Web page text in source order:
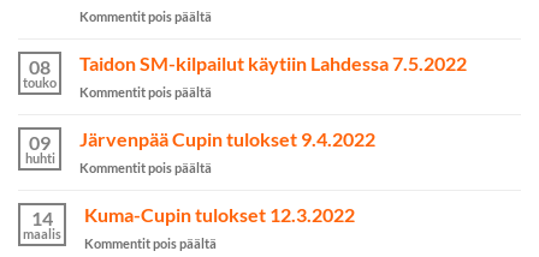
kamppailulajeissa
Kommentit pois päältä
Australian
MM2023-
valittu
08
touko
Taidon SM-kilpailut käytiin Lahdessa 7.5.2022
Kommentit pois päältä
SM-
kilpailut
7.5.2022
09
huhti
Järvenpää Cupin tulokset 9.4.2022
Kommentit pois päältä
Cupin
tulokset
9.4.2022
14
maalis
Kuma-Cupin tulokset 12.3.2022
Kommentit pois päältä